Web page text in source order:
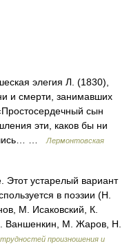
элегия Л. (1830),
и смерти, занимавших
сын
эти, каков бы ни
…
Лермонтовская
устарелый вариант
в поэзии (Н.
М. Исаковский, К.
Ваншенкин, М. Жаров, Н.
произношения и